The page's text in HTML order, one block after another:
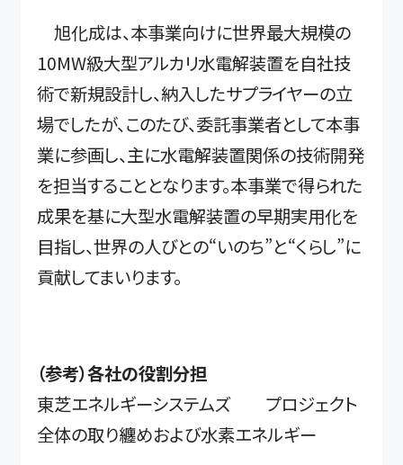
旭化成は、本事業向けに世界最大規模の
10MW級大型アルカリ水電解装置を自社技
術で新規設計し、納入したサプライヤーの立
場でしたが、このたび、委託事業者として本事
業に参画し、主に水電解装置関係の技術開発
を担当することとなります。本事業で得られた
成果を基に大型水電解装置の早期実用化を
目指し、世界の人びとの“いのち”と“くらし”に
貢献してまいります。
（参考）各社の役割分担
東芝エネルギーシステムズ プロジェクト
全体の取り纏めおよび水素エネルギー